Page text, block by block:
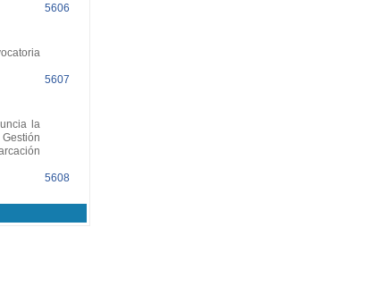
5606
5607
la
5608